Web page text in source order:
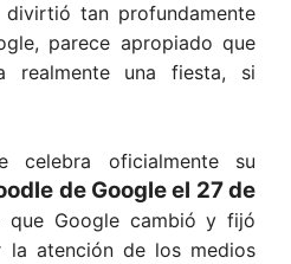
tan profundamente
parece apropiado que
realmente una fiesta, si
celebra oficialmente su
de Google el 27 de
que Google cambió y fijó
la atención de los medios